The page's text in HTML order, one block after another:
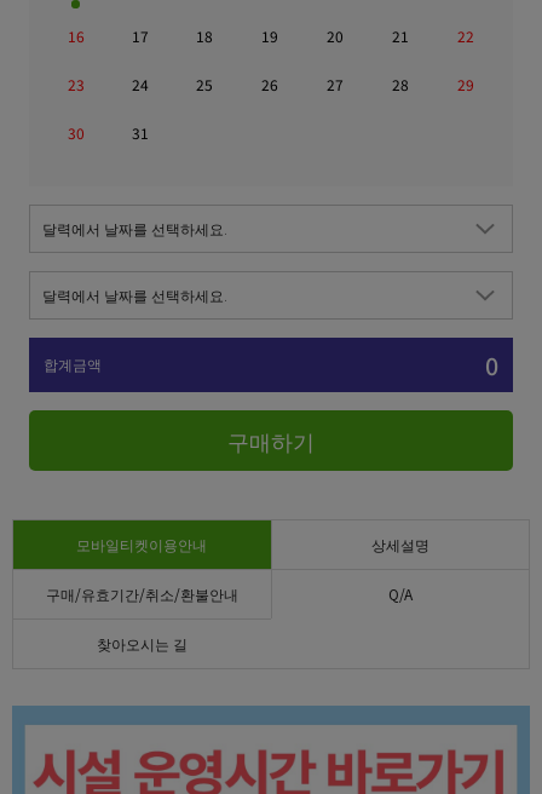
16 17 18 19 20 21 22
23 24 25 26 27 28 29
30 31
합계금액 0
구매하기
모바일티켓이용안내 상세설명
구매/유효기간/취소/환불안내 Q/A
찾아오시는 길